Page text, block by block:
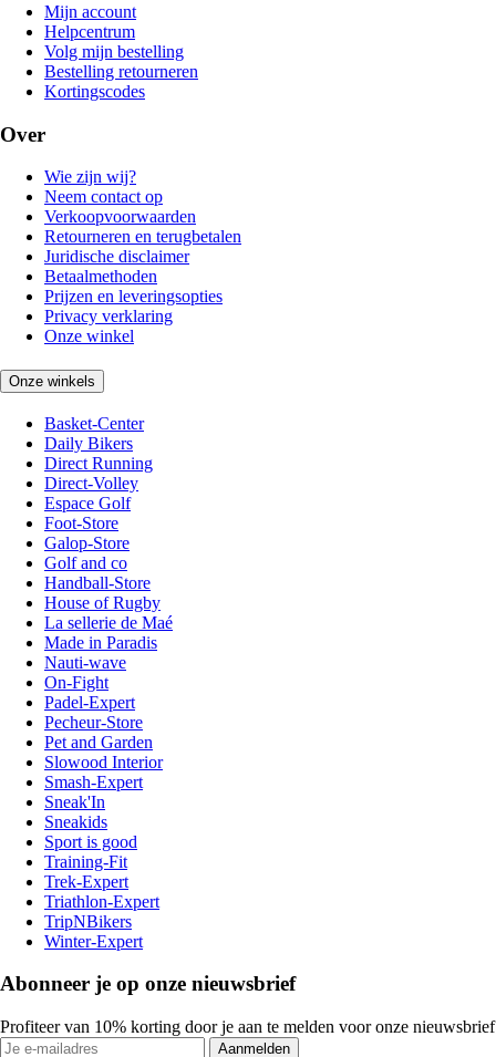
Mijn account
Helpcentrum
Volg mijn bestelling
Bestelling retourneren
Kortingscodes
Over
Wie zijn wij?
Neem contact op
Verkoopvoorwaarden
Retourneren en terugbetalen
Juridische disclaimer
Betaalmethoden
Prijzen en leveringsopties
Privacy verklaring
Onze winkel
Onze winkels
Basket-Center
Daily Bikers
Direct Running
Direct-Volley
Espace Golf
Foot-Store
Galop-Store
Golf and co
Handball-Store
House of Rugby
La sellerie de Maé
Made in Paradis
Nauti-wave
On-Fight
Padel-Expert
Pecheur-Store
Pet and Garden
Slowood Interior
Smash-Expert
Sneak'In
Sneakids
Sport is good
Training-Fit
Trek-Expert
Triathlon-Expert
TripNBikers
Winter-Expert
Abonneer je op onze nieuwsbrief
Profiteer van 10% korting door je aan te melden voor onze nieuwsbrief
Aanmelden